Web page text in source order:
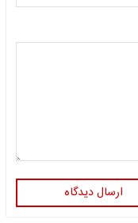
ارسال دیدگاه